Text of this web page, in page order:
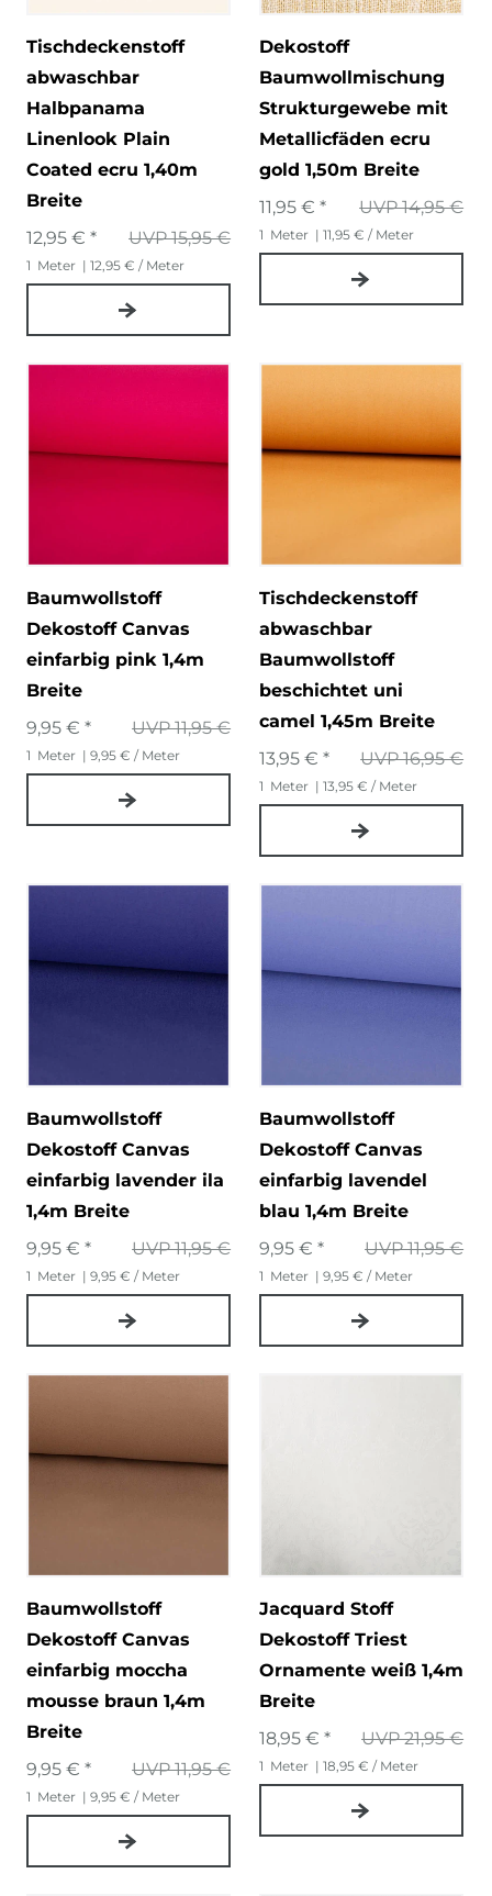
Tischdeckenstoff
abwaschbar
Halbpanama
Linenlook Plain
Coated ecru 1,40m
Breite
UVP 15,95 €
12,95 € *
1 Meter | 12,95 € / Meter
Dekostoff
Baumwollmischung
Strukturgewebe mit
Metallicfäden ecru
gold 1,50m Breite
UVP 14,95 €
11,95 € *
1 Meter | 11,95 € / Meter
Baumwollstoff
Dekostoff Canvas
einfarbig pink 1,4m
Breite
UVP 11,95 €
9,95 € *
1 Meter | 9,95 € / Meter
Tischdeckenstoff
abwaschbar
Baumwollstoff
beschichtet uni
camel 1,45m Breite
UVP 16,95 €
13,95 € *
1 Meter | 13,95 € / Meter
Baumwollstoff
Dekostoff Canvas
einfarbig lavender ila
1,4m Breite
UVP 11,95 €
9,95 € *
1 Meter | 9,95 € / Meter
Baumwollstoff
Dekostoff Canvas
einfarbig lavendel
blau 1,4m Breite
UVP 11,95 €
9,95 € *
1 Meter | 9,95 € / Meter
Baumwollstoff
Dekostoff Canvas
einfarbig moccha
mousse braun 1,4m
Breite
UVP 11,95 €
9,95 € *
1 Meter | 9,95 € / Meter
Jacquard Stoff
Dekostoff Triest
Ornamente weiß 1,4m
Breite
UVP 21,95 €
18,95 € *
1 Meter | 18,95 € / Meter